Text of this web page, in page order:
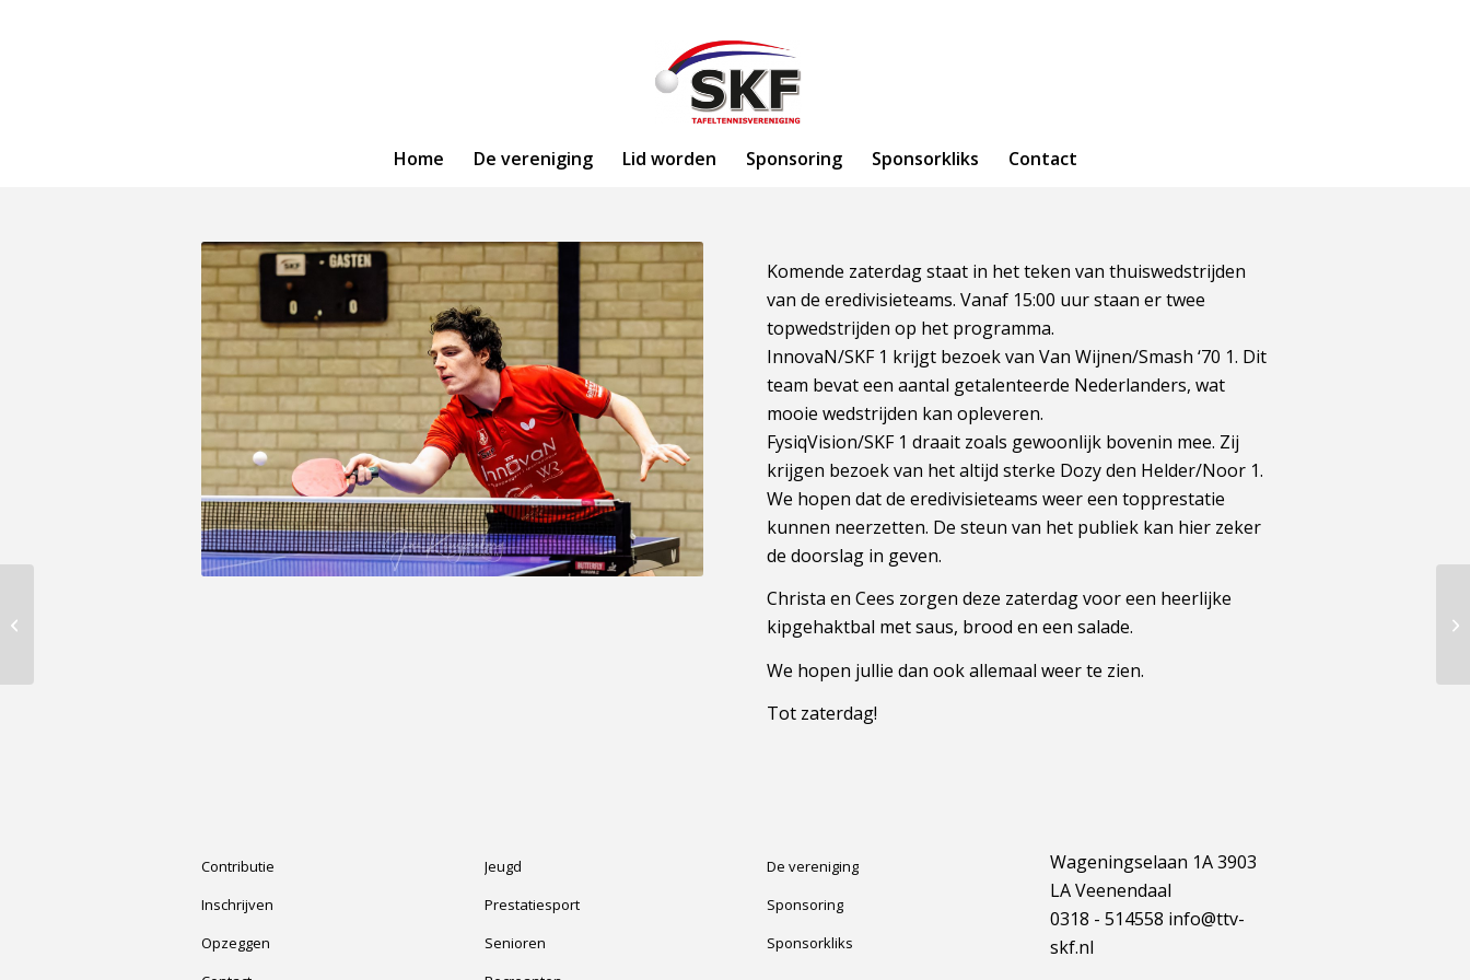
Home De vereniging Lid worden Sponsoring Sponsorkliks Contact
Komende zaterdag staat in het teken van thuiswedstrijden
van de eredivisieteams. Vanaf 15:00 uur staan er twee
topwedstrijden op het programma.
InnovaN/SKF 1 krijgt bezoek van Van Wijnen/Smash ‘70 1. Dit
team bevat een aantal getalenteerde Nederlanders, wat
mooie wedstrijden kan opleveren.
FysiqVision/SKF 1 draait zoals gewoonlijk bovenin mee. Zij
krijgen bezoek van het altijd sterke Dozy den Helder/Noor 1.
We hopen dat de eredivisieteams weer een topprestatie
kunnen neerzetten. De steun van het publiek kan hier zeker
de doorslag in geven.
Christa en Cees zorgen deze zaterdag voor een heerlijke
kipgehaktbal met saus, brood en een salade.
We hopen jullie dan ook allemaal weer te zien.
Tot zaterdag!
Contributie
Inschrijven
Opzeggen
Jeugd
Prestatiesport
Senioren
De vereniging
Sponsoring
Sponsorkliks
Wageningselaan 1A 3903
LA Veenendaal
0318 - 514558 info@ttv-
skf.nl